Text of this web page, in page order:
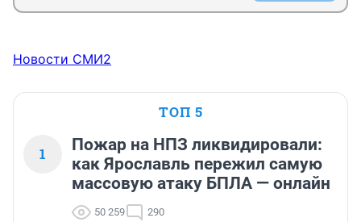
Новости СМИ2
ТОП 5
1
Пожар на НПЗ ликвидировали:
как Ярославль пережил самую
массовую атаку БПЛА — онлайн
50 259 290